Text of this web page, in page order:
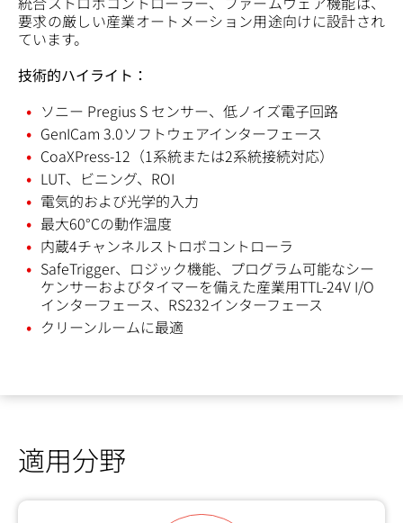
要求の厳しい産業オートメーション用途向けに設計され
ています。
技術的ハイライト：
ソニー Pregius S センサー、低ノイズ電子回路
GenICam 3.0ソフトウェアインターフェース
CoaXPress-12（1系統または2系統接続対応）
LUT、ビニング、ROI
電気的および光学的入力
最大60°Cの動作温度
内蔵4チャンネルストロボコントローラ
SafeTrigger、ロジック機能、プログラム可能なシー
ケンサーおよびタイマーを備えた産業用TTL-24V I/O
インターフェース、RS232インターフェース
クリーンルームに最適
適用分野